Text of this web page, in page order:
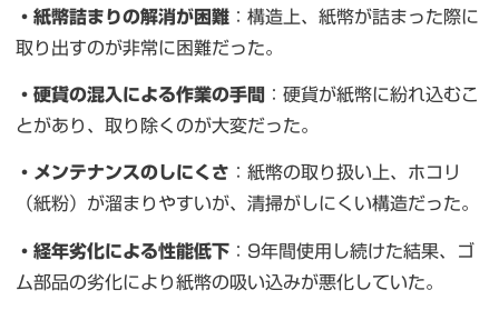
・紙幣詰まりの解消が困難 ：構造上、紙幣が詰まった際に
取り出すのが非常に困難だった。
・硬貨の混入による作業の手間
：硬貨が紙幣に紛れ込むこ
とがあり、取り除くのが大変だった。
・メンテナンスのしにくさ ：紙幣の取り扱い上、ホコリ
（紙粉）が溜まりやすいが、清掃がしにくい構造だった。
・経年劣化による性能低下 ：9年間使用し続けた結果、ゴ
ム部品の劣化により紙幣の吸い込みが悪化していた。